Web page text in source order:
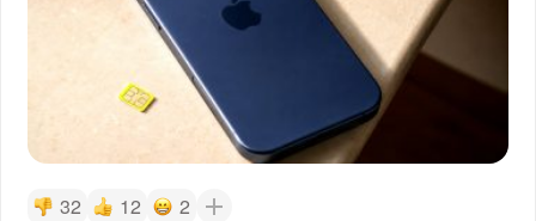
32 12 2